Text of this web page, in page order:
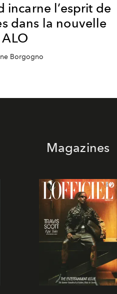
incarne l’esprit de
dans la nouvelle
Borgogno
Magazines